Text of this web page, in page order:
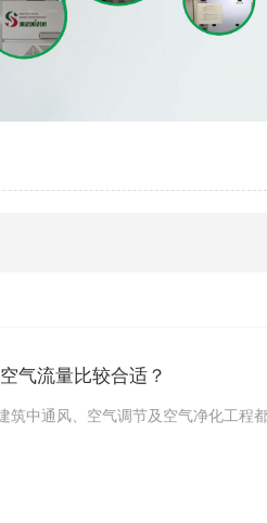
气流量比较合适？
筑中通风、空气调节及空气净化工程